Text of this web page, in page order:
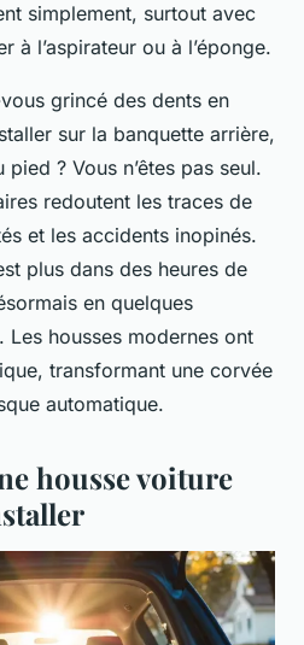
simplement, surtout avec
à l’aspirateur ou à l’éponge.
grincé des dents en
sur la banquette arrière,
? Vous n’êtes pas seul.
redoutent les traces de
et les accidents inopinés.
plus dans des heures de
en quelques
Les housses modernes ont
transformant une corvée
automatique.
housse voiture